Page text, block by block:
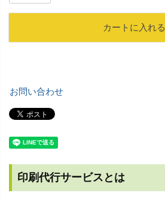
カートに入れる
お問い合わせ
印刷代行サービスとは